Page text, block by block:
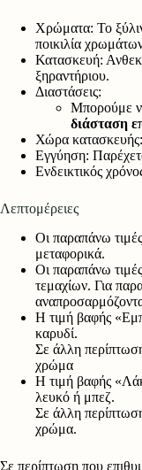
Χρώματα: Το
ποικιλία
Κατασκευή:
ξηραντήριου.
Διαστάσεις:
Μπορούμε
διάσταση
Χώρα
Εγγύηση:
Ενδεικτικός
Λεπτομέρειες
Οι παραπάνω
μεταφορικά.
Οι παραπάνω
τεμαχίων. Για
Η τιμή βαφής
καρυδί.
Σε άλλη
χρώμα
Η τιμή βαφής
λευκό ή μπεζ.
Σε άλλη
χρώμα.
Σε περίπτωση που